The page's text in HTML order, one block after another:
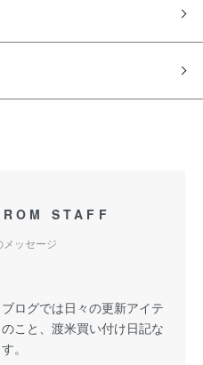
STAFF
メッセージ
ログでは日々の更新アイテ
こと、渡米買い付け日記な
。